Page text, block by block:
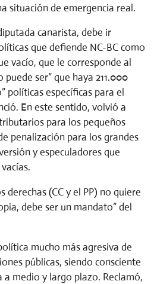
situación de emergencia real.
canarista, debe ir
que defiende NC-BC como
vacío, que le corresponde al
ser” que haya 211.000
políticas específicas para el
En este sentido, volvió a
para los pequeños
penalización para los grandes
y especuladores que
derechas (CC y el PP) no quiere
debe ser un mandato” del
mucho más agresiva de
públicas, siendo consciente
a medio y largo plazo. Reclamó,